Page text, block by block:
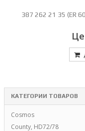
387 262 21 35 (ER
КАТЕГОРИИ ТОВАРОВ
Cosmos
County, HD72/78